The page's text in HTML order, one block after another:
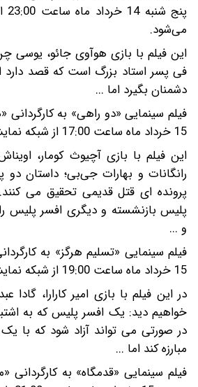
می‌شود.
این فیلم با بازی هوآوی جائو، یوسی
فی پسر استاد بزرگ است که قصد دارد
دشمنان بگیرد اما ...
فیلم سینمایی «دو راهی» به کارگردانی
15 خرداد ماه ساعت 17:00 از شبکه نمایش پخش می‌شود.
این فیلم با بازی آچیوث کومار،
رانگانات و بهارات جی‌بی؛ داستان
پرونده ای قتل قدیمی تحقیق می
پلیس بازنشسته و دیگری افسر پلیس
و ...
فیلم سینمایی «تسلیم هرگز» به
15 خرداد ماه ساعت 19:00 از شبکه نمایش پخش می‌شود.
در این فیلم با بازی امیر کارارا، گادا
خواهیم دید: یک افسر پلیس که به
در صورتی می تواند آزاد شود که با
مبارزه کند اما ...
فیلم سینمایی «قدمگاه» به